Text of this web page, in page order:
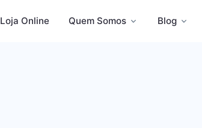
Loja Online Quem Somos Blog